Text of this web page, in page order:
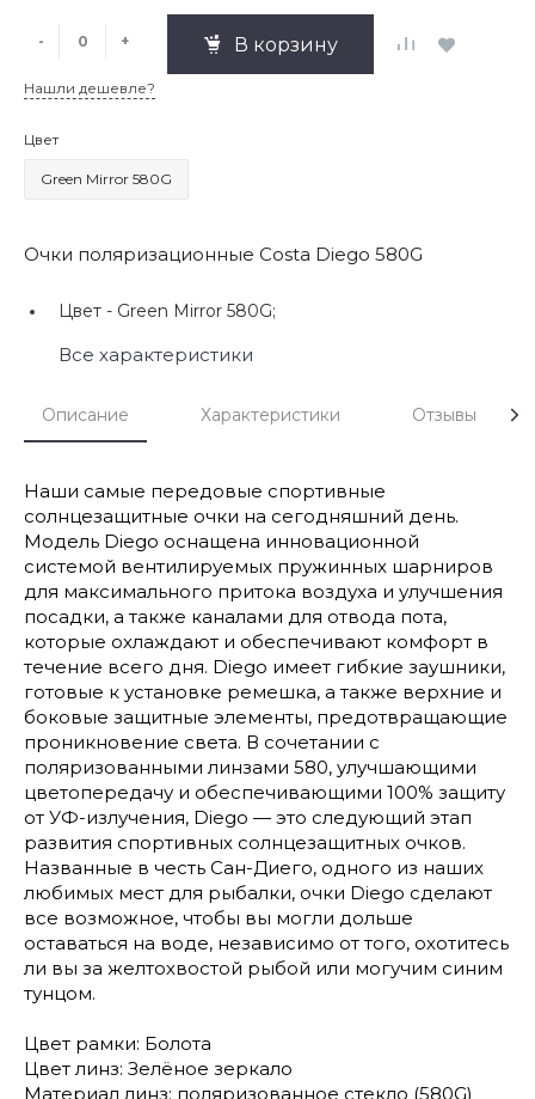
- + В корзину
Нашли дешевле?
Цвет
Green Mirror 580G
Очки поляризационные Costa Diego 580G
Цвет - Green Mirror 580G;
Все характеристики
Описание Характеристики Отзывы
Наши самые передовые спортивные
солнцезащитные очки на сегодняшний день.
Модель Diego оснащена инновационной
системой вентилируемых пружинных шарниров
для максимального притока воздуха и улучшения
посадки, а также каналами для отвода пота,
которые охлаждают и обеспечивают комфорт в
течение всего дня. Diego имеет гибкие заушники,
готовые к установке ремешка, а также верхние и
боковые защитные элементы, предотвращающие
проникновение света. В сочетании с
поляризованными линзами 580, улучшающими
цветопередачу и обеспечивающими 100% защиту
от УФ-излучения, Diego — это следующий этап
развития спортивных солнцезащитных очков.
Названные в честь Сан-Диего, одного из наших
любимых мест для рыбалки, очки Diego сделают
все возможное, чтобы вы могли дольше
оставаться на воде, независимо от того, охотитесь
ли вы за желтохвостой рыбой или могучим синим
тунцом.
Цвет рамки: Болота
Цвет линз: Зелёное зеркало
Материал линз: поляризованное стекло (580G)